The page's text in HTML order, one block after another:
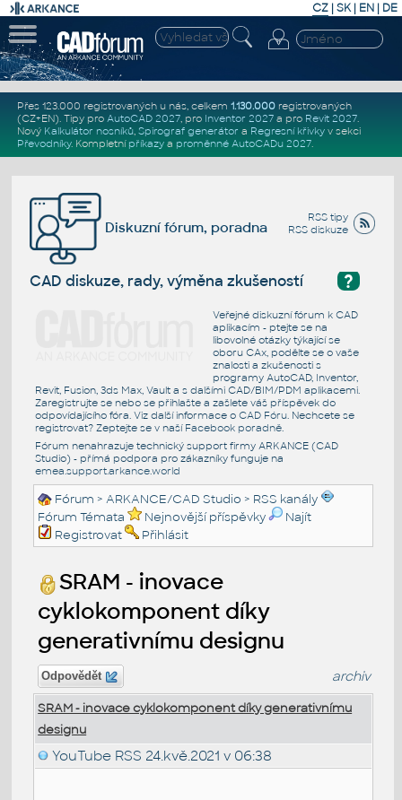
CZ | SK| EN | DE
Přes 123.000 registrovaných u nás, celkem 1.130.000registrovaných
(CZ+EN). Tipy pro AutoCAD 2027, pro Inventor 2027a pro Revit 2027.
Nový Kalkulátor nosníků, Spirograf generátor a Regresní křivkyv sekci
Převodníky. Kompletní příkazya proměnné AutoCADu 2027.
RSS tipy
RSS diskuze
Diskuzní fórum, poradna
?
CAD diskuze, rady, výměna zkušeností
Veřejné diskuzní fórum k CAD
aplikacím - ptejte se na
libovolné otázky týkající se
oboru CAx, podělte se o vaše
znalosti a zkušenosti s
programy AutoCAD, Inventor,
Revit, Fusion, 3ds Max, Vault a s dalšími CAD/BIM/PDM aplikacemi.
Zaregistrujte se nebo se přihlašte a zašlete váš příspěvek do
odpovídajícího fóra. Viz další informace o CAD Fóru. Nechcete se
registrovat? Zeptejte se v naší Facebook poradně.
Fórum nenahrazuje technický support firmy ARKANCE (CAD
Studio) - přímá podpora pro zákazníky funguje na
emea.support.arkance.world
Fórum >ARKANCE/CAD Studio > RSS kanály
Fórum Témata
Nejnovější příspěvky
Najít
Registrovat
Přihlásit
SRAM - inovace
cyklokomponent díky
generativnímu designu
Odpovědět archiv
SRAM - inovace cyklokomponent díky generativnímu
designu
YouTube RSS 24.kvě.2021 v 06:38